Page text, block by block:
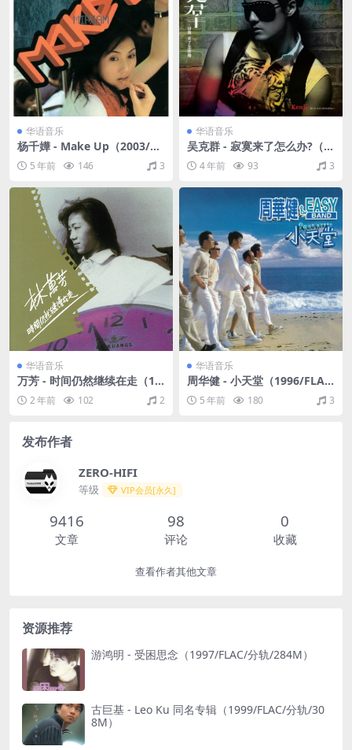
华语音乐
杨千嬅 - Make Up（2003/FL
AC/分轨/318M）
5 年前 146 3
华语音乐
吴克群 - 寂寞来了怎么办?（2
012/FLAC/分轨/432M）
4 年前 93 3
华语音乐
万芳 - 时间仍然继续在走（19
90/FLAC/分轨/236M）
2 年前 102 2
华语音乐
周华健 - 小天堂（1996/FLA
C/分轨/299M）
5 年前 180 3
发布作者
ZERO-HIFI
等级 VIP会员[永久]
9416
文章
98
评论
0
收藏
查看作者其他文章
资源推荐
游鸿明 - 受困思念（1997/FLAC/分轨/284M）
古巨基 - Leo Ku 同名专辑（1999/FLAC/分轨/30
8M）